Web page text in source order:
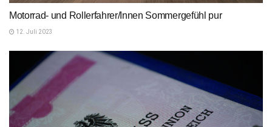
Motorrad- und Rollerfahrer/Innen Sommergefühl pur
12. Juli 2023